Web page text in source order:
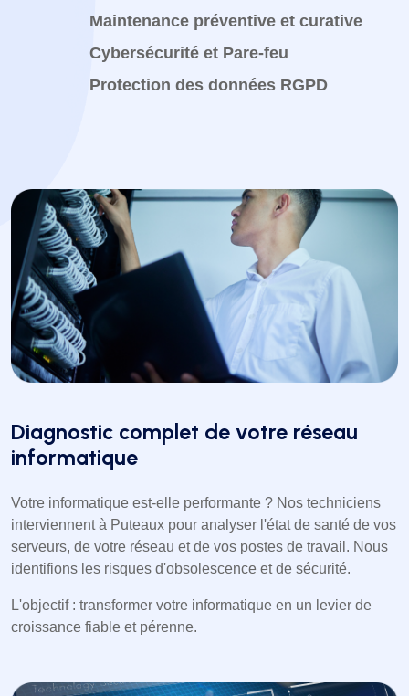
Maintenance préventive et curative
Cybersécurité et Pare-feu
Protection des données RGPD
Diagnostic complet de votre réseau
informatique
Votre informatique est-elle performante ? Nos techniciens
interviennent à Puteaux pour analyser l'état de santé de vos
serveurs, de votre réseau et de vos postes de travail. Nous
identifions les risques d'obsolescence et de sécurité.
L'objectif : transformer votre informatique en un levier de
croissance fiable et pérenne.